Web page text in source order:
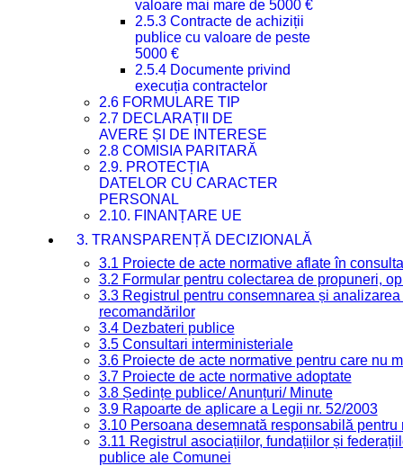
valoare mai mare de 5000 €
2.5.3 Contracte de achiziții
publice cu valoare de peste
5000 €
2.5.4 Documente privind
execuția contractelor
2.6 FORMULARE TIP
2.7 DECLARAȚII DE
AVERE ȘI DE INTERESE
2.8 COMISIA PARITARĂ
2.9. PROTECȚIA
DATELOR CU CARACTER
PERSONAL
2.10. FINANȚARE UE
3. TRANSPARENȚĂ DECIZIONALĂ
3.1 Proiecte de acte normative aflate în
3.2 Formular pentru colectarea de propuneri,
3.3 Registrul pentru consemnarea și
recomandărilor
3.4 Dezbateri publice
3.5 Consultari interministeriale
3.6 Proiecte de acte normative pentru care nu
3.7 Proiecte de acte normative adoptate
3.8 Ședințe publice/ Anunțuri/ Minute
3.9 Rapoarte de aplicare a Legii nr. 52/2003
3.10 Persoana desemnată responsabilă
3.11 Registrul asociațiilor, fundațiilor și
publice ale Comunei